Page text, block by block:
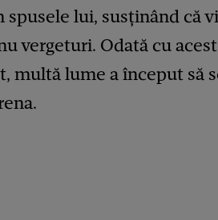
lui, susținând că
vergeturi. Odată cu
multă lume a început să